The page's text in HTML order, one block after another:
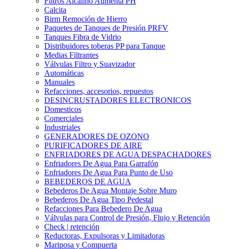
Calcita
Birm Remoción de Hierro
Paquetes de Tanques de Presión PRFV
Tanques Fibra de Vidrio
Distribuidores toberas PP para Tanque
Medias Filtrantes
Válvulas Filtro y Suavizador
Automáticas
Manuales
Refacciones, accesorios, repuestos
DESINCRUSTADORES ELECTRONICOS
Domesticos
Comerciales
Industriales
GENERADORES DE OZONO
PURIFICADORES DE AIRE
ENFRIADORES DE AGUA DESPACHADORES
Enfriadores De Agua Para Garrafón
Enfriadores De Agua Para Punto de Uso
BEBEDEROS DE AGUA
Bebederos De Agua Montaje Sobre Muro
Bebederos De Agua Tipo Pedestal
Refacciones Para Bebedero De Agua
Válvulas para Control de Presión, Flujo y Retención
Check | retención
Reductoras, Expulsoras y Limitadoras
Mariposa y Compuerta